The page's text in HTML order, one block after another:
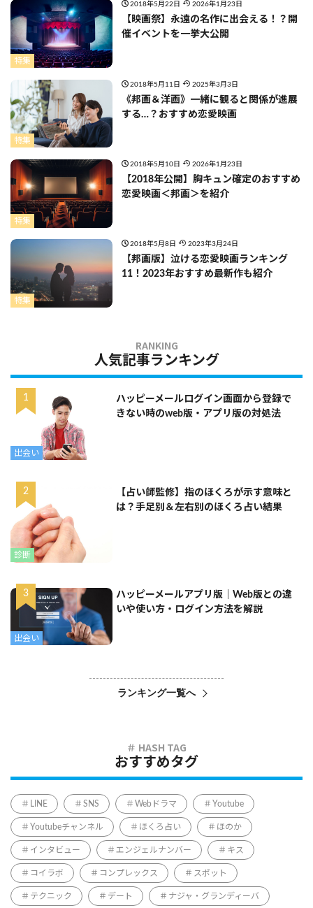
特集
2018年5月22日 2026年1月23日
【映画祭】永遠の名作に出会える！？開
催イベントを一挙大公開
特集
2018年5月11日 2025年3月3日
《邦画＆洋画》一緒に観ると関係が進展
する…？おすすめ恋愛映画
特集
2018年5月10日 2026年1月23日
【2018年公開】胸キュン確定のおすすめ
恋愛映画＜邦画＞を紹介
特集
2018年5月8日 2023年3月24日
【邦画版】泣ける恋愛映画ランキング
11！2023年おすすめ最新作も紹介
人気記事ランキング
出会い
ハッピーメールログイン画面から登録で
きない時のweb版・アプリ版の対処法
診断
【占い師監修】指のほくろが示す意味と
は？手足別＆左右別のほくろ占い結果
出会い
ハッピーメールアプリ版｜Web版との違
いや使い方・ログイン方法を解説
ランキング一覧へ
おすすめタグ
LINE SNS Webドラマ Youtube
Youtubeチャンネル ほくろ占い ほのか
インタビュー エンジェルナンバー キス
コイラボ コンプレックス スポット
テクニック デート ナジャ・グランディーバ